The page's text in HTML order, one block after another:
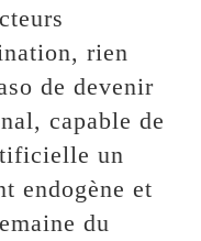
rien
de devenir
capable de
un
endogène et
du